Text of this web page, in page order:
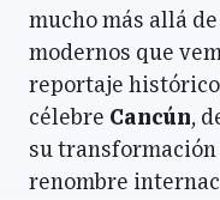
mucho más allá
modernos que
reportaje
célebre Cancún,
su
renombre